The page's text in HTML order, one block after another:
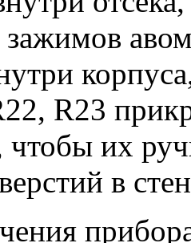
R23
чтобы их
в